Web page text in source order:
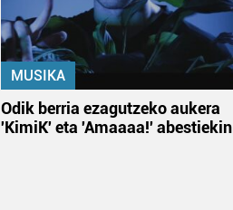
MUSIKA
Odik berria ezagutzeko aukera
'KimiK' eta 'Amaaaa!' abestiekin